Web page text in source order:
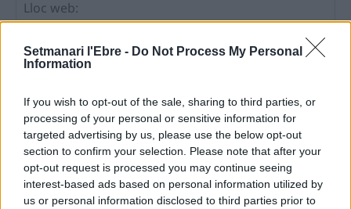
Setmanari l'Ebre - Do Not Process My Personal
Information
If you wish to opt-out of the sale, sharing to third parties, or
processing of your personal or sensitive information for
targeted advertising by us, please use the below opt-out
section to confirm your selection. Please note that after your
opt-out request is processed you may continue seeing
interest-based ads based on personal information utilized by
us or personal information disclosed to third parties prior to
Deseu el meu nom, el correu electrònic i el lloc web en
aquest navegador per a la propera vegada que comenti.
ÚLTIMES NOTÍCIES